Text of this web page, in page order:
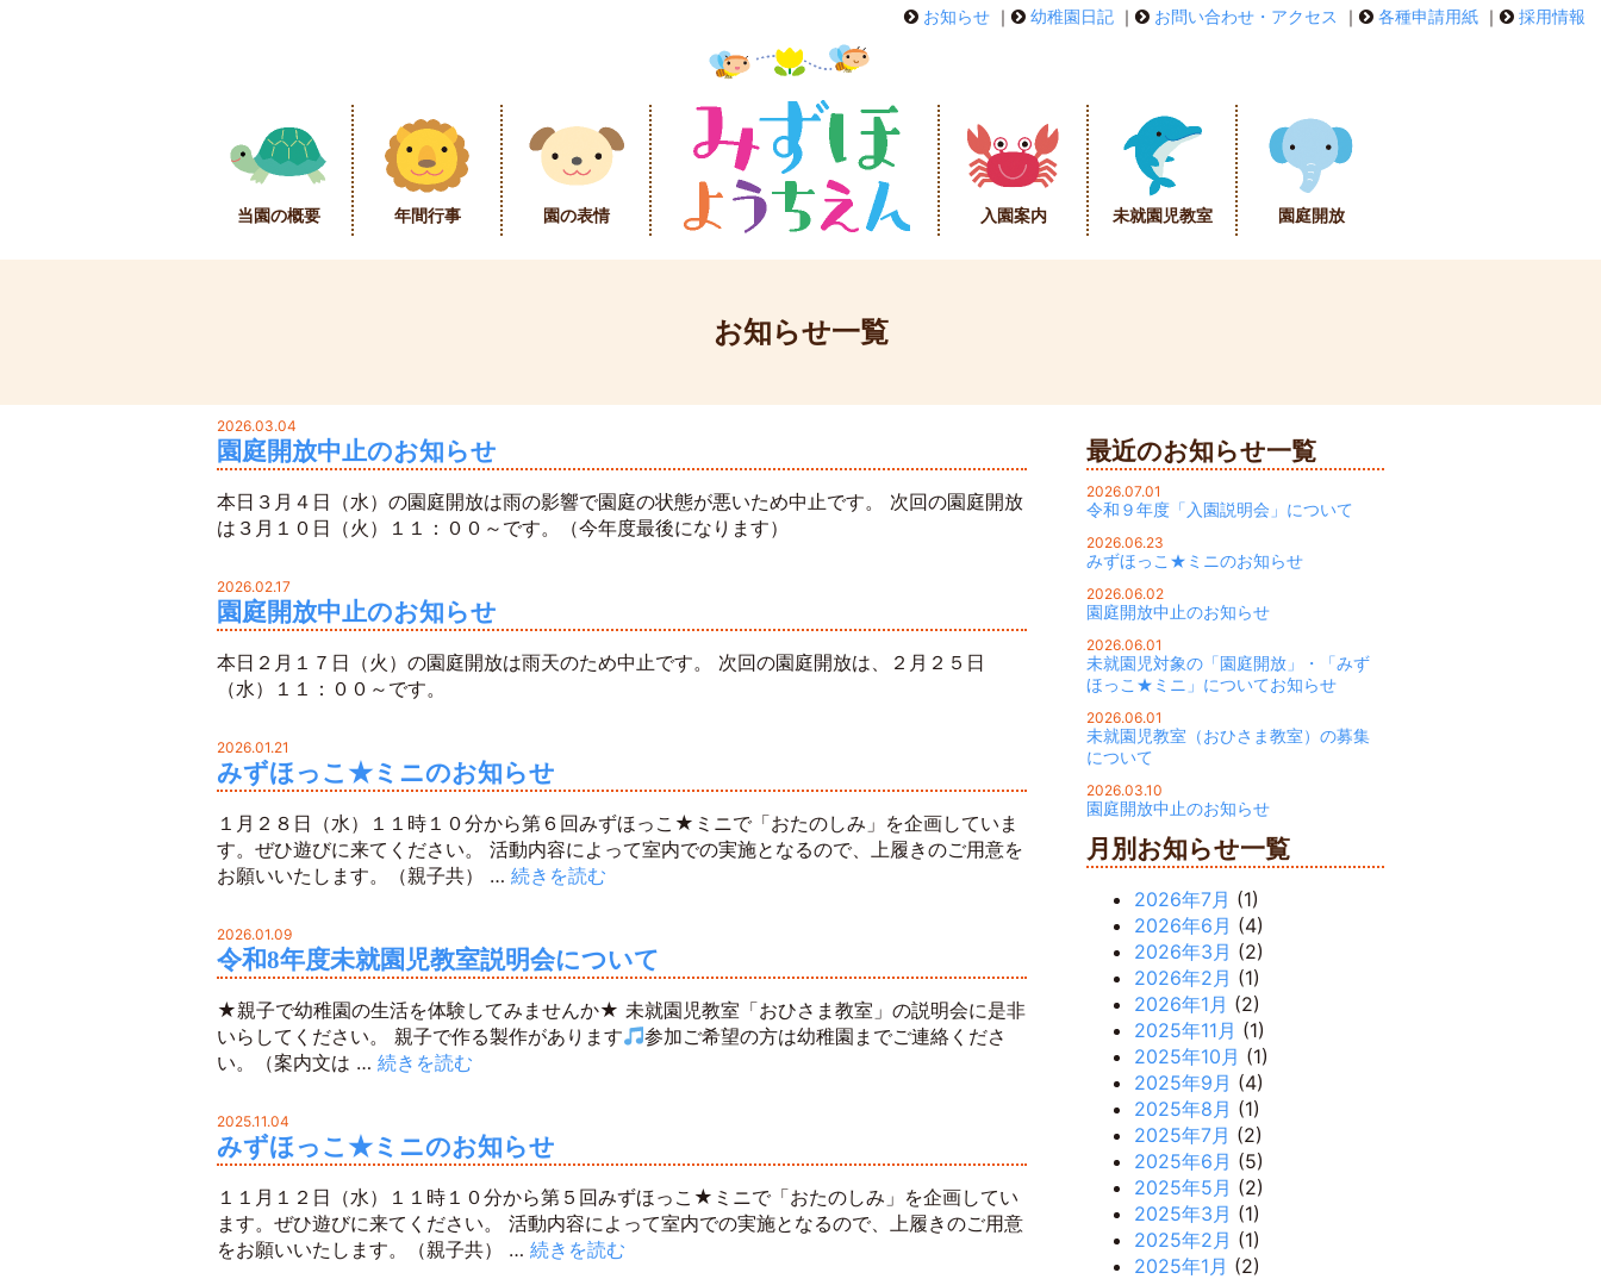
お知らせ｜ 幼稚園日記｜ お問い合わせ・アクセス ｜ 各種申請用紙｜ 採用情報
当園の概要 年間行事 園の表情 入園案内 未就園児教室 園庭開放
お知らせ一覧
2026.03.04
園庭開放中止のお知らせ
本日３月４日（水）の園庭開放は雨の影響で園庭の状態が悪いため中止です。 次回の園庭開放
は３月１０日（火）１１：００～です。（今年度最後になります）
2026.02.17
園庭開放中止のお知らせ
本日２月１７日（火）の園庭開放は雨天のため中止です。 次回の園庭開放は、２月２５日
（水）１１：００～です。
2026.01.21
みずほっこ★ミニのお知らせ
１月２８日（水）１１時１０分から第６回みずほっこ★ミニで「おたのしみ」を企画していま
す。ぜひ遊びに来てください。 活動内容によって室内での実施となるので、上履きのご用意を
お願いいたします。（親子共） … 続きを読む
2026.01.09
令和8年度未就園児教室説明会について
★親子で幼稚園の生活を体験してみませんか★ 未就園児教室「おひさま教室」の説明会に是非
いらしてください。 親子で作る製作があります
参加ご希望の方は幼稚園までご連絡くださ
い。（案内文は … 続きを読む
2025.11.04
みずほっこ★ミニのお知らせ
１１月１２日（水）１１時１０分から第５回みずほっこ★ミニで「おたのしみ」を企画してい
ます。ぜひ遊びに来てください。 活動内容によって室内での実施となるので、上履きのご用意
をお願いいたします。（親子共） … 続きを読む
最近のお知らせ一覧
2026.07.01
令和９年度「入園説明会」について
2026.06.23
みずほっこ★ミニのお知らせ
2026.06.02
園庭開放中止のお知らせ
2026.06.01
未就園児対象の「園庭開放」・「みず
ほっこ★ミニ」についてお知らせ
2026.06.01
未就園児教室（おひさま教室）の募集
について
2026.03.10
園庭開放中止のお知らせ
月別お知らせ一覧
2026年7月 (1)
2026年6月 (4)
2026年3月 (2)
2026年2月 (1)
2026年1月 (2)
2025年11月 (1)
2025年10月 (1)
2025年9月 (4)
2025年8月 (1)
2025年7月 (2)
2025年6月 (5)
2025年5月 (2)
2025年3月 (1)
2025年2月 (1)
2025年1月 (2)